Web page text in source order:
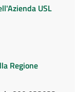
USL
Regione